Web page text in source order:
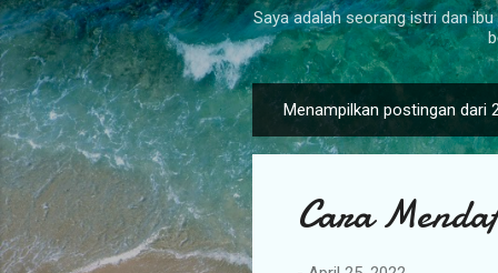
Saya adalah seorang istri dan
o
Menampilkan postingan dari
Cara